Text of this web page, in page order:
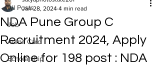
All Posts
Job
Admit Card
Scholarship
NDA Pune Group C
Recruitment 2024, Apply
Online for 198 post : NDA
Jan 28, 2024 4 min read